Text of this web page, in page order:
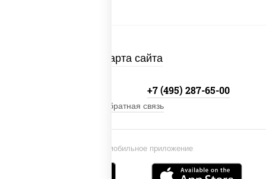
Карта сайта
Установи мобильное приложение
+7 (495) 287-65-00
Обратная связь